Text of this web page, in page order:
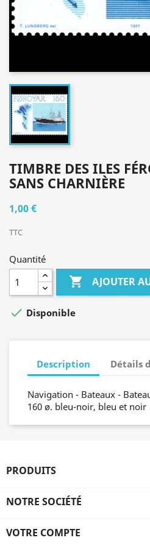
TIMBRE DES ILES
SANS CHARNIÈRE
1,00 €
TTC
Quantité
 AJOUTER
 Disponible
Description Détails
Navigation - Bateaux -
160 ø. bleu-noir, bleu et noir
PRODUITS
NOTRE SOCIÉTÉ
VOTRE COMPTE